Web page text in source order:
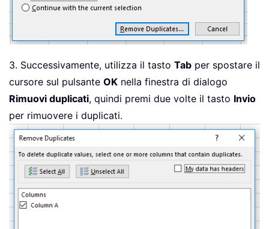
3. Successivamente, utilizza il tasto Tab per spostare il
cursore sul pulsante OK nella finestra di dialogo
Rimuovi duplicati, quindi premi due volte il tasto Invio
per rimuovere i duplicati.